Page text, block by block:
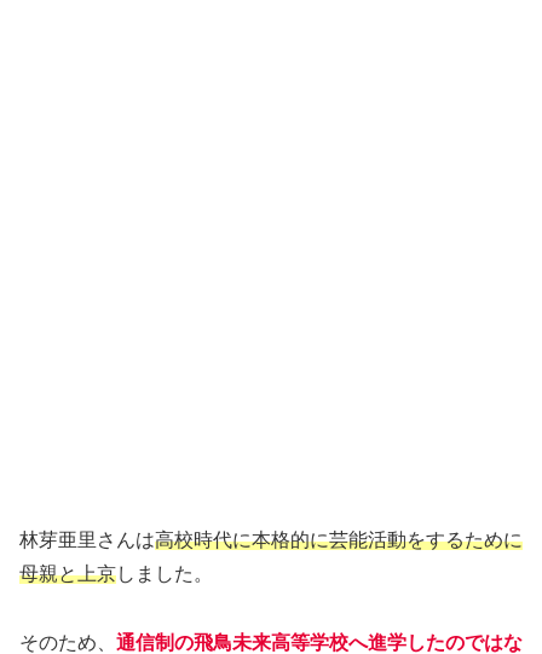
林芽亜里さんは高校時代に本格的に芸能活動をするために
母親と上京しました。
そのため、 通信制の飛鳥未来高等学校へ進学したのではな